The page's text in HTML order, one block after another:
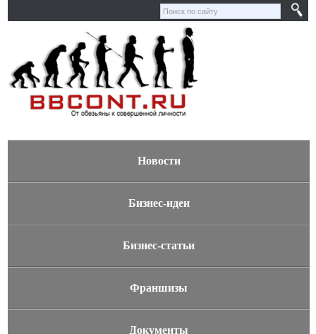
Новости
Бизнес-идеи
Бизнес-статьи
Франшизы
Документы